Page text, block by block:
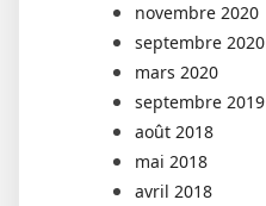
novembre 2020
septembre 2020
mars 2020
septembre 2019
août 2018
mai 2018
avril 2018